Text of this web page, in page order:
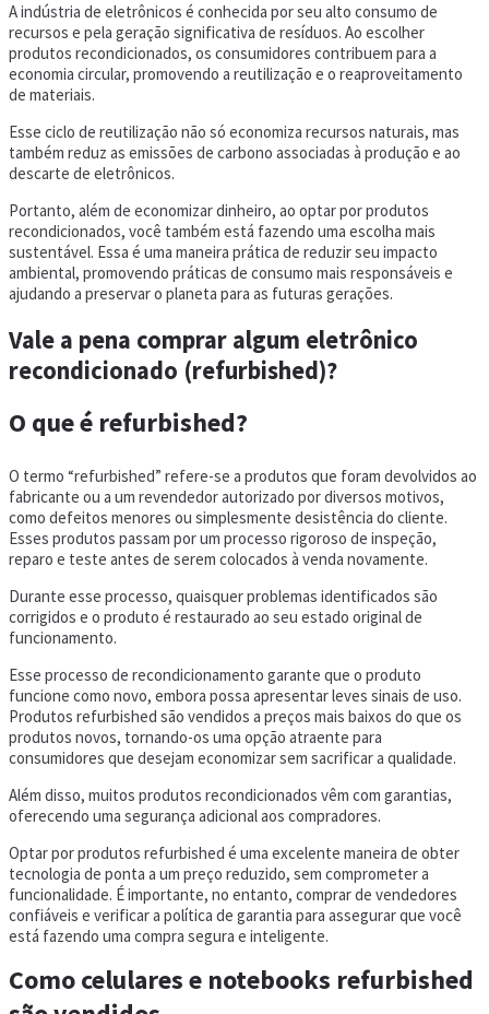
A indústria de eletrônicos é conhecida por seu alto consumo de
recursos e pela geração significativa de resíduos. Ao escolher
produtos recondicionados, os consumidores contribuem para a
economia circular, promovendo a reutilização e o reaproveitamento
de materiais.
Esse ciclo de reutilização não só economiza recursos naturais, mas
também reduz as emissões de carbono associadas à produção e ao
descarte de eletrônicos.
Portanto, além de economizar dinheiro, ao optar por produtos
recondicionados, você também está fazendo uma escolha mais
sustentável. Essa é uma maneira prática de reduzir seu impacto
ambiental, promovendo práticas de consumo mais responsáveis e
ajudando a preservar o planeta para as futuras gerações.
Vale a pena comprar algum eletrônico
recondicionado (refurbished)?
O que é refurbished?
O termo “refurbished” refere-se a produtos que foram devolvidos ao
fabricante ou a um revendedor autorizado por diversos motivos,
como defeitos menores ou simplesmente desistência do cliente.
Esses produtos passam por um processo rigoroso de inspeção,
reparo e teste antes de serem colocados à venda novamente.
Durante esse processo, quaisquer problemas identificados são
corrigidos e o produto é restaurado ao seu estado original de
funcionamento.
Esse processo de recondicionamento garante que o produto
funcione como novo, embora possa apresentar leves sinais de uso.
Produtos refurbished são vendidos a preços mais baixos do que os
produtos novos, tornando-os uma opção atraente para
consumidores que desejam economizar sem sacrificar a qualidade.
Além disso, muitos produtos recondicionados vêm com garantias,
oferecendo uma segurança adicional aos compradores.
Optar por produtos refurbished é uma excelente maneira de obter
tecnologia de ponta a um preço reduzido, sem comprometer a
funcionalidade. É importante, no entanto, comprar de vendedores
confiáveis e verificar a política de garantia para assegurar que você
está fazendo uma compra segura e inteligente.
Como celulares e notebooks refurbished